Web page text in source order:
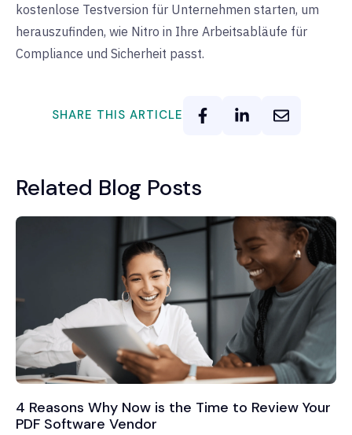
kostenlose Testversion für Unternehmen starten, um
herauszufinden, wie Nitro in Ihre Arbeitsabläufe für
Compliance und Sicherheit passt.
SHARE THIS ARTICLE
Related Blog Posts
4 Reasons Why Now is the Time to Review Your
PDF Software Vendor